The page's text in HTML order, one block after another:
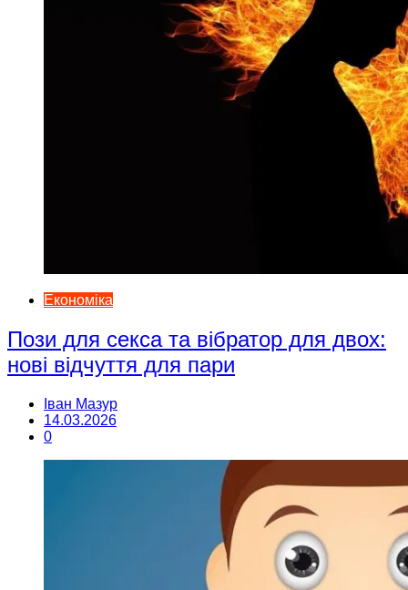
Економіка
Пози для секса та вібратор для двох:
нові відчуття для пари
Іван Мазур
14.03.2026
0